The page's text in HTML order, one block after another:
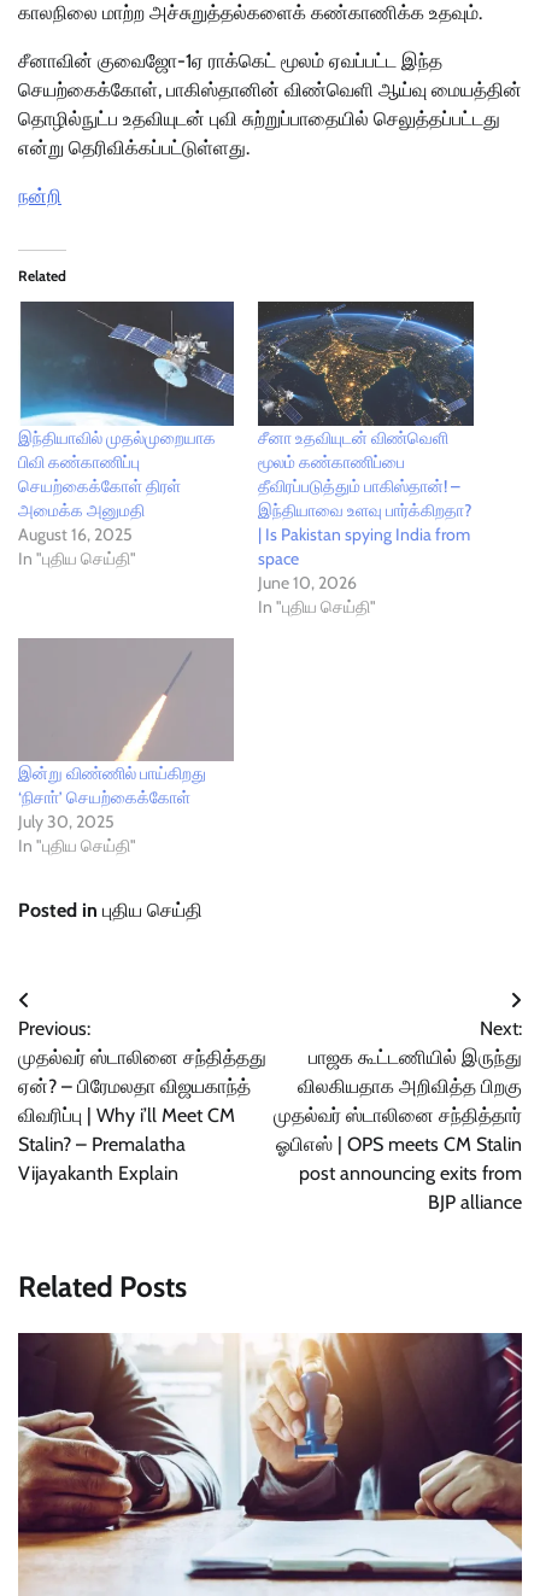
காலநிலை மாற்ற அச்சுறுத்தல்களைக் கண்காணிக்க உதவும்.
சீனாவின் குவைஜோ-1ஏ ராக்கெட் மூலம் ஏவப்பட்ட இந்த
செயற்கைக்கோள், பாகிஸ்தானின் விண்வெளி ஆய்வு மையத்தின்
தொழில்நுட்ப உதவியுடன் புவி சுற்றுப்பாதையில் செலுத்தப்பட்டது
என்று தெரிவிக்கப்பட்டுள்ளது.
நன்றி
Related
இந்தியாவில் முதல்முறையாக
பிவி கண்காணிப்பு
செயற்கைக்கோள் திரள்
அமைக்க அனுமதி
August 16, 2025
In "புதிய செய்தி"
சீனா உதவியுடன் விண்வெளி
மூலம் கண்காணிப்பை
தீவிரப்படுத்தும் பாகிஸ்தான்! –
இந்தியாவை உளவு பார்க்கிறதா?
| Is Pakistan spying India from
space
June 10, 2026
In "புதிய செய்தி"
இன்று விண்ணில் பாய்கிறது
‘நிசாா்’ செயற்கைக்கோள்
July 30, 2025
In "புதிய செய்தி"
Posted in புதிய செய்தி
Post
navigation
Previous:
முதல்வர் ஸ்டாலினை சந்தித்தது
ஏன்? – பிரேமலதா விஜயகாந்த்
விவரிப்பு | Why i’ll Meet CM
Stalin? – Premalatha
Vijayakanth Explain
Next:
பாஜக கூட்டணியில் இருந்து
விலகியதாக அறிவித்த பிறகு
முதல்வர் ஸ்டாலினை சந்தித்தார்
ஓபிஎஸ் | OPS meets CM Stalin
post announcing exits from
BJP alliance
Related Posts